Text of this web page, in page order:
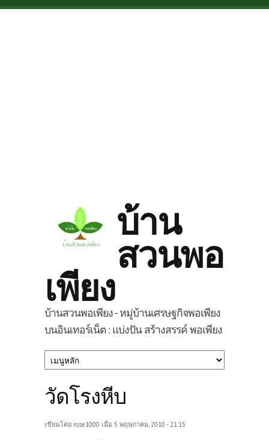
Skip to main content
บ้าน
สวนพอ
เพียง
บ้านสวนพอเพียง - หมู่บ้านเศรษฐกิจพอเพียง
บนอินเทอร์เน็ต : แบ่งปัน สร้างสรรค์ พอเพียง
วัดโรงหีบ
เขียนโดย rose1000 เมื่อ 5 พฤษภาคม, 2010 - 21:15